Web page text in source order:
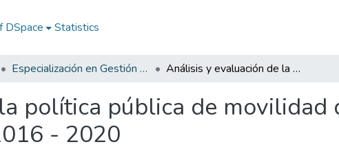
DSpace Statistics
Especialización en Gestión Pública Análisis y evaluación de la política pública de movilidad de la ciudad de Bogotá para el periodo 2016 - 2020
política pública de movilidad
- 2020